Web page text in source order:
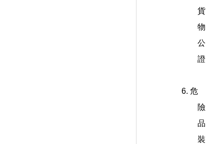
貨
物
公
證
6. 危
險
品
裝